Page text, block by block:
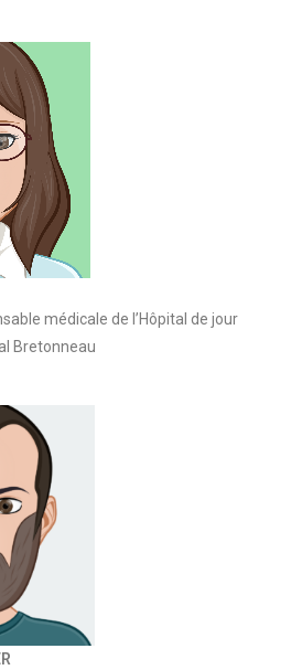
médicale de l’Hôpital de jour
Bretonneau